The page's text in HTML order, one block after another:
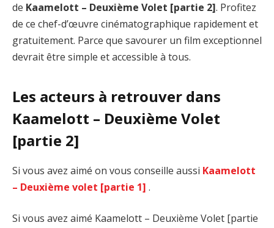
de Kaamelott – Deuxième Volet [partie 2]. Profitez
de ce chef-d’œuvre cinématographique rapidement et
gratuitement. Parce que savourer un film exceptionnel
devrait être simple et accessible à tous.
Les acteurs à retrouver dans
Kaamelott – Deuxième Volet
[partie 2]
Si vous avez aimé on vous conseille aussi Kaamelott
– Deuxième volet [partie 1] .
Si vous avez aimé Kaamelott – Deuxième Volet [partie